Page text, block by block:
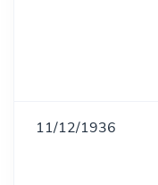
11/12/1936